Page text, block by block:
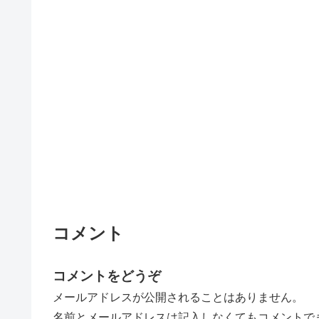
コメント
コメントをどうぞ
メールアドレスが公開されることはありません。